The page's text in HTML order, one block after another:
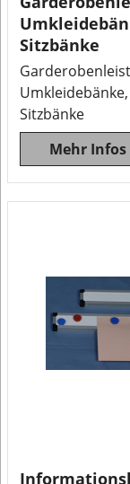
Sitzbänke
Umkleidebänke,
Sitzbänke
Mehr Infos